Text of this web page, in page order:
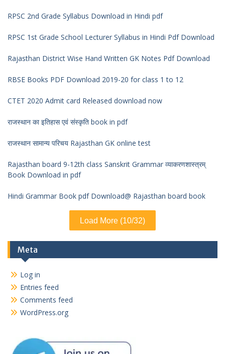
RPSC 2nd Grade Syllabus Download in Hindi pdf
RPSC 1st Grade School Lecturer Syllabus in Hindi Pdf Download
Rajasthan District Wise Hand Written GK Notes Pdf Download
RBSE Books PDF Download 2019-20 for class 1 to 12
CTET 2020 Admit card Released download now
राजस्थान का इतिहास एवं संस्कृति book in pdf
राजस्थान सामान्य परिचय Rajasthan GK online test
Rajasthan board 9-12th class Sanskrit Grammar व्याकरणशास्त्रम्
Book Download in pdf
Hindi Grammar Book pdf Download@ Rajasthan board book
Load More (10/32)
Meta
Log in
Entries feed
Comments feed
WordPress.org